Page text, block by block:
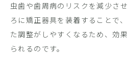
虫歯や歯周病のリスクを減少さ
ろに矯正器具を装着することで
た調整がしやすくなるため、効
られるのです。